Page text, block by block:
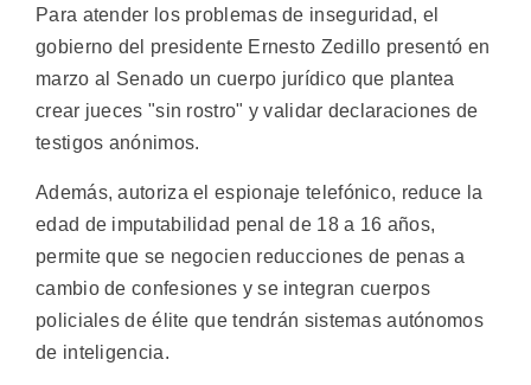
Para atender los problemas de inseguridad, el
gobierno del presidente Ernesto Zedillo presentó en
marzo al Senado un cuerpo jurídico que plantea
crear jueces "sin rostro" y validar declaraciones de
testigos anónimos.
Además, autoriza el espionaje telefónico, reduce la
edad de imputabilidad penal de 18 a 16 años,
permite que se negocien reducciones de penas a
cambio de confesiones y se integran cuerpos
policiales de élite que tendrán sistemas autónomos
de inteligencia.